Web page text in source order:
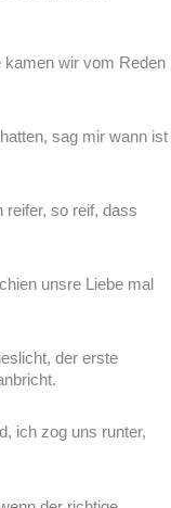
kamen wir vom Reden
sag mir wann ist
reifer, so reif, dass
unsre Liebe mal
der erste
ich zog uns runter,